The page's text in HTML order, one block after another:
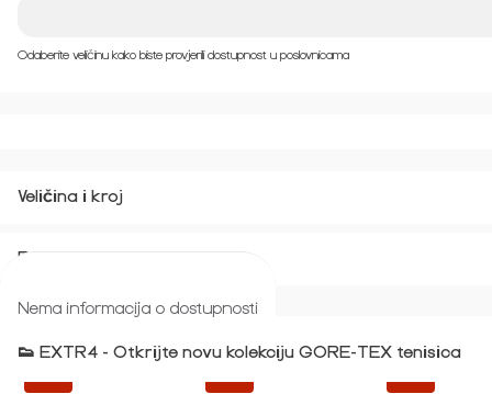
Nema informacija o dostupnosti
Odaberite veličinu kako biste provjerili dostupnost u poslovnicama
Veličina i kroj
Povrat i zamjena
👟 EXTR4 - Otkrijte novu kolekciju GORE-TEX tenisica